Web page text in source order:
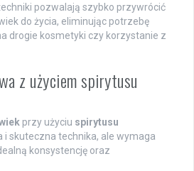
pozwalają szybko przywrócić
do życia, eliminując potrzebę
drogie kosmetyki czy korzystanie z
z użyciem spirytusu
przy użyciu spirytusu
i skuteczna technika, ale wymaga
konsystencję oraz